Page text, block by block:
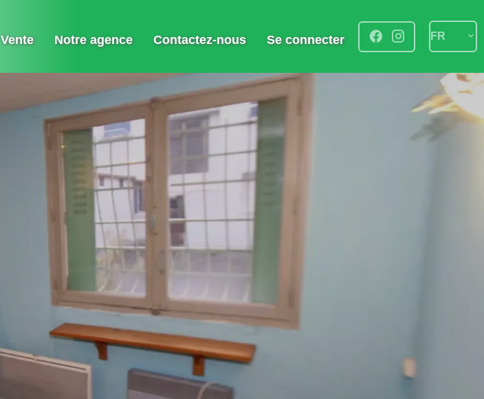
Vente Notre agence Contactez-nous Se connecter FR